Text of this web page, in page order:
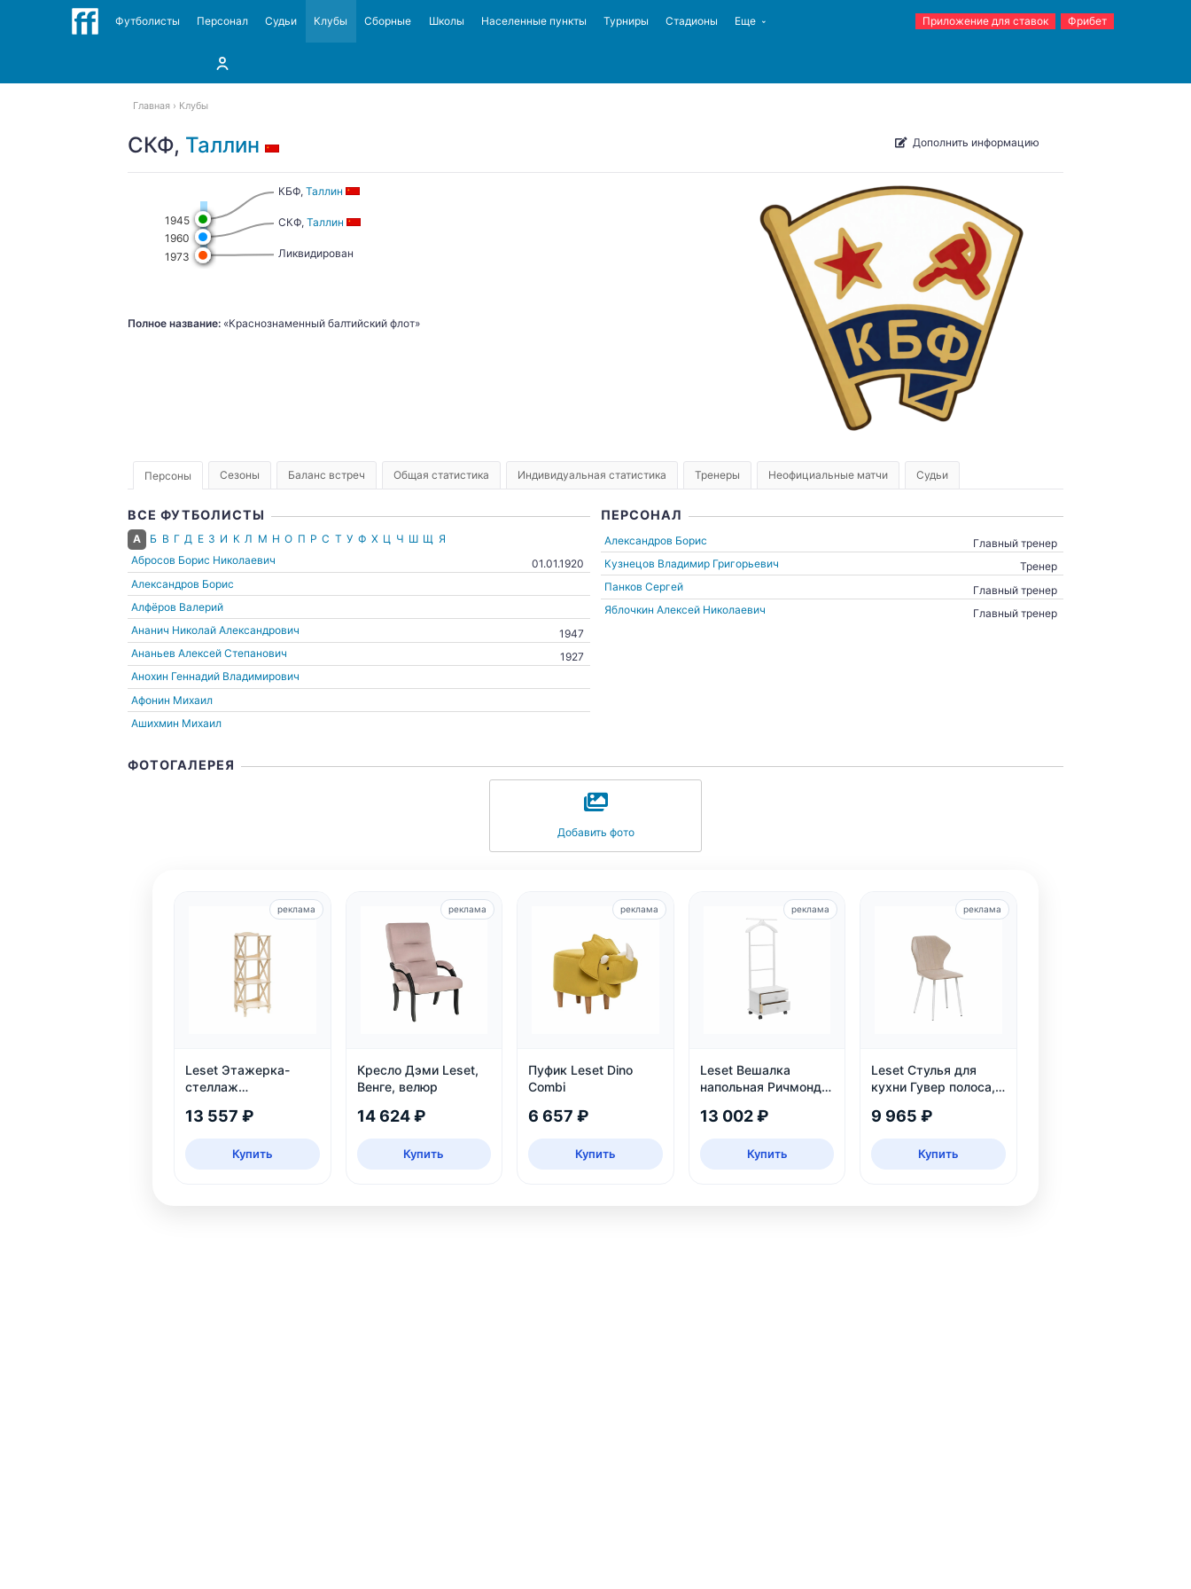
Футболисты Персонал Судьи Клубы Сборные Школы Населенные пункты Турниры Стадионы Еще Приложение для ставок Фрибет
Главная Клубы
СКФ, Таллин Дополнить информацию
1945
1960
1973
КБФ, Таллин
СКФ, Таллин
Ликвидирован
Полное название: «Краснознаменный балтийский флот»
Персоны Сезоны Баланс встреч Общая статистика Индивидуальная статистика Тренеры Неофициальные матчи Судьи
ВСЕ ФУТБОЛИСТЫ
А Б В Г Д Е З И К Л М Н О П Р С Т У Ф Х Ц Ч Ш Щ Я
Абросов Борис Николаевич
01.01.1920
Александров Борис
Алфёров Валерий
Ананич Николай Александрович
1947
Ананьев Алексей Степанович
1927
Анохин Геннадий Владимирович
Афонин Михаил
Ашихмин Михаил
ПЕРСОНАЛ
Александров Борис
Главный тренер
Кузнецов Владимир Григорьевич
Тренер
Панков Сергей
Главный тренер
Яблочкин Алексей Николаевич
Главный тренер
ФОТОГАЛЕРЕЯ
Добавить фото
Leset Этажерка-
стеллаж
шампань
13 557 ₽
Купить
реклама
Кресло Дэми Leset,
Венге, велюр
14 624 ₽
Купить
реклама
Пуфик Leset Dino
Combi
6 657 ₽
Купить
реклама
Leset Вешалка
напольная Ричмонд,
13 002 ₽
Купить
реклама
Leset Стулья для
кухни Гувер полоса,
9 965 ₽
Купить
реклама